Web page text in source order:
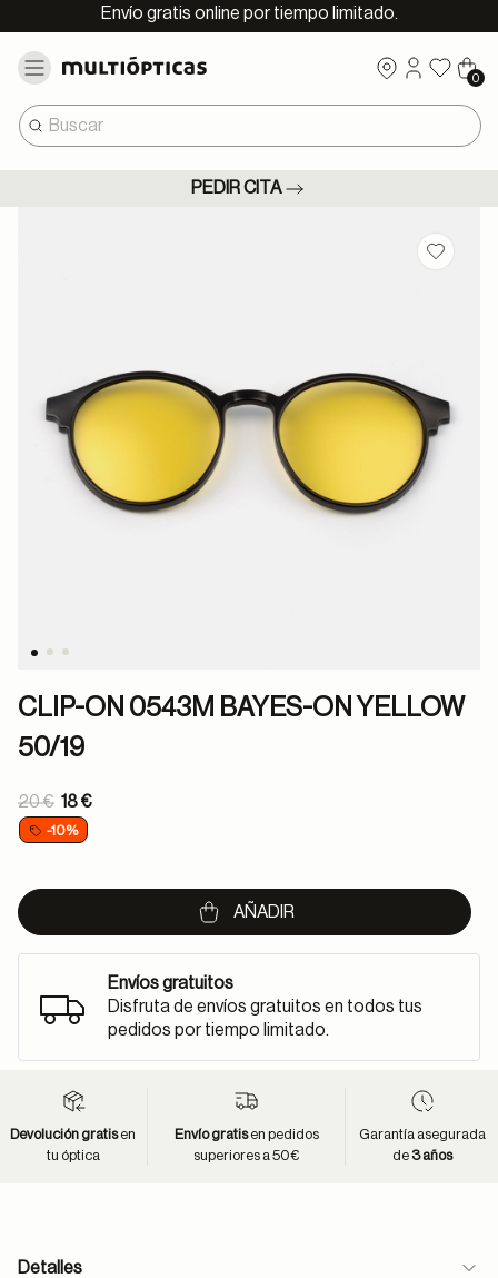
Envío gratis online por tiempo limitado.
0
PEDIR CITA
CLIP-ON 0543M BAYES-ON YELLOW
50/19
Price reduced from
20 €
to
18 €
-10%
AÑADIR
Envíos gratuitos
Disfruta de envíos gratuitos en todos tus
pedidos por tiempo limitado.
Devolución gratisen
tu óptica
Envío gratisen pedidos
superiores a 50€
Garantía asegurada
de 3 años
Detalles